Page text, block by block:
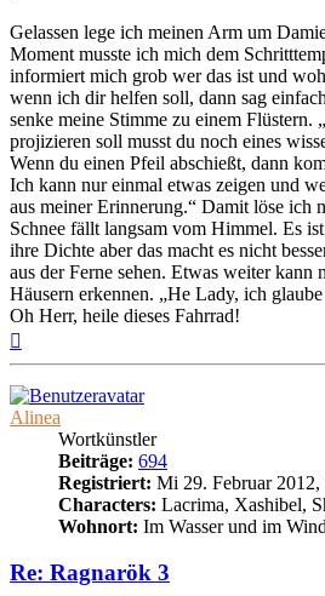
Gelassen lege ich meinen Arm um
Moment musste ich mich dem
informiert mich grob wer das ist und
wenn ich dir helfen soll, dann sag
senke meine Stimme zu einem Flüstern.
projizieren soll musst du noch eines
Wenn du einen Pfeil abschießt, dann
Ich kann nur einmal etwas zeigen und
aus meiner Erinnerung.“ Damit löse ich
Schnee fällt langsam vom Himmel. Es
ihre Dichte aber das macht es nicht
aus der Ferne sehen. Etwas weiter kann
Häusern erkennen. „He Lady, ich
Oh Herr, heile dieses Fahrrad!
Alinea
Wortkünstler
Beiträge: 694
Registriert: Mi 29. Februar 2012,
Characters: Lacrima, Xashibel,
Wohnort: Im Wasser und im
Re: Ragnarök 3